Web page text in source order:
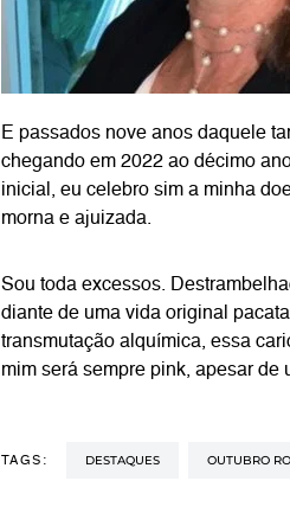
E passados nove anos daquele
chegando em 2022 ao décimo
inicial, eu celebro sim a minha
morna e ajuizada.
Sou toda excessos.
diante de uma vida original
transmutação alquímica, essa
mim será sempre pink, apesar de
TAGS: DESTAQUES OUTUBRO